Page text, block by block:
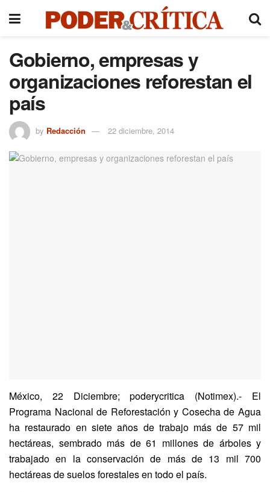
Gobierno, empresas y
organizaciones reforestan el
país
by Redacción 22 diciembre, 2014
México, 22 Diciembre; poderycritica (Notimex).- El
Programa Nacional de Reforestación y Cosecha de Agua
ha restaurado en siete años de trabajo más de 57 mil
hectáreas, sembrado más de 61 millones de árboles y
trabajado en la conservación de más de 13 mil 700
hectáreas de suelos forestales en todo el país.